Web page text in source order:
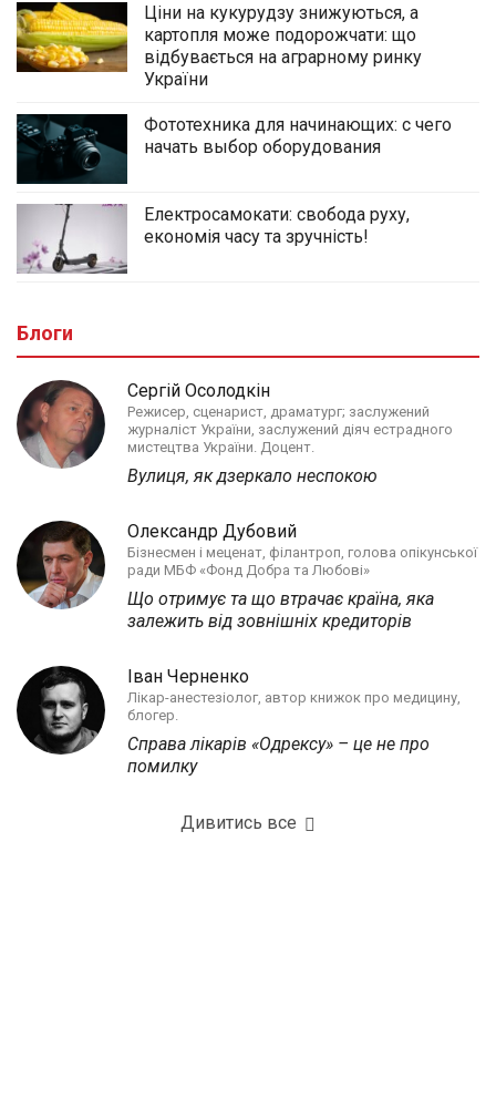
Ціни на кукурудзу знижуються, а
картопля може подорожчати: що
відбувається на аграрному ринку
України
Фототехника для начинающих: с чего
начать выбор оборудования
Електросамокати: свобода руху,
економія часу та зручність!
Блоги
Сергій Осолодкін
Режисер, сценарист, драматург; заслужений
журналіст України, заслужений діяч естрадного
мистецтва України. Доцент.
Вулиця, як дзеркало неспокою
Олександр Дубовий
Бізнесмен і меценат, філантроп, голова опікунської
ради МБФ «Фонд Добра та Любові»
Що отримує та що втрачає країна, яка
залежить від зовнішніх кредиторів
Іван Черненко
Лікар-анестезіолог, автор книжок про медицину,
блогер.
Справа лікарів «Одрексу» – це не про
помилку
Дивитись все